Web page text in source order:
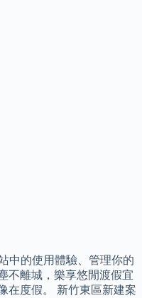
中的使用體驗、管理你的
不離城，樂享悠閒渡假宜
在度假。 新竹東區新建案